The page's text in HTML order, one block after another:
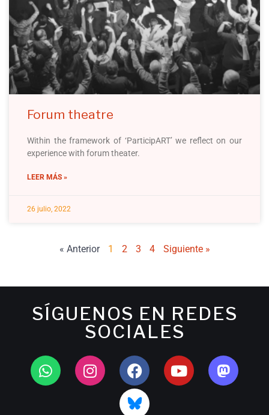
Forum theatre
Within the framework of ‘ParticipART’ we reflect on our
experience with forum theater.
LEER MÁS »
26 julio, 2022
« Anterior 1 2 3 4 Siguiente »
SÍGUENOS EN REDES
SOCIALES